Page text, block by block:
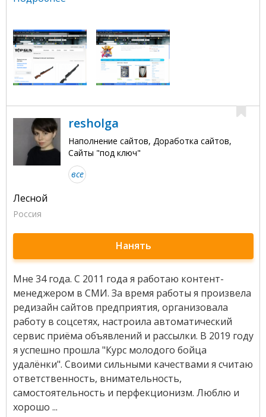
resholga
Наполнение сайтов, Доработка сайтов,
Сайты "под ключ"
все
Лесной
Россия
Нанять
Мне 34 года. С 2011 года я работаю контент-
менеджером в СМИ. За время работы я произвела
редизайн сайтов предприятия, организовала
работу в соцсетях, настроила автоматический
сервис приёма объявлений и рассылки. В 2019 году
я успешно прошла "Курс молодого бойца
удалёнки". Своими сильными качествами я считаю
ответственность, внимательность,
самостоятельность и перфекционизм. Люблю и
хорошо ...